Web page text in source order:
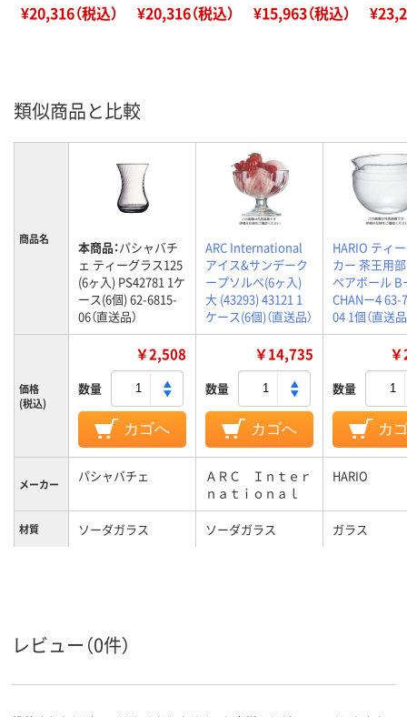
¥20,316（税込） ¥20,316（税込） ¥15,963（税込）
類似商品と比較
商品名 本商品：パシャバチ
ェ ティーグラス125
(6ヶ入) PS42781 1ケ
ース(6個) 62-6815-
06（直送品）
ARC International
アイス&サンデーク
ープソルベ(6ヶ入)
大 (43293) 43121 1
ケース(6個)（直送品）
HARIO ティ
カー 茶王用
ペアボール B
CHANー4 63-
04 1個（直送品
価格
(税込)
￥2,508
数量
カゴへ
￥14,735
数量
カゴへ
数量
カ
メーカー パシャバチェ
ＡＲＣ Ｉｎｔｅｒ
ｎａｔｉｏｎａｌ
HARIO
材質 ソーダガラス ソーダガラス ガラス
レビュー（0件）